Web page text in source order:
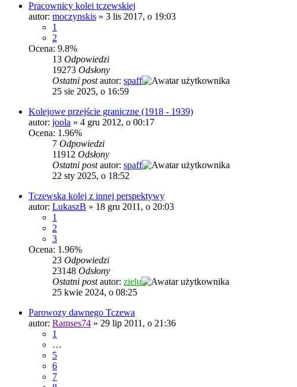
Pracownicy kolei tczewskiej
autor: moczynskis » 3 lis 2017, o 19:03
1
2
Ocena: 9.8%
13 Odpowiedzi
19273 Odsłony
Ostatni postautor: spaff
25 sie 2025, o 16:59
Kolejowe przejście graniczne (1918 - 1939)
autor: joola » 4 gru 2012, o 00:17
Ocena: 1.96%
7 Odpowiedzi
11912 Odsłony
Ostatni postautor: spaff
22 sty 2025, o 18:52
Tczewska kolej z innej perspektywy
autor: LukaszB » 18 gru 2011, o 20:03
1
2
3
Ocena: 1.96%
23 Odpowiedzi
23148 Odsłony
Ostatni postautor: zielu
25 kwie 2024, o 08:25
Parowozy dawnego Tczewa
autor: Ramses74 » 29 lip 2011, o 21:36
1
…
5
6
7